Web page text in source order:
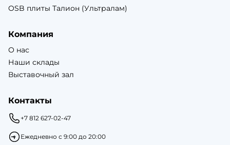
OSB плиты Талион (Ультралам)
Компания
О нас
Наши склады
Выставочный зал
Контакты
+7 812 627-02-47
Ежедневно с 9:00 до 20:00